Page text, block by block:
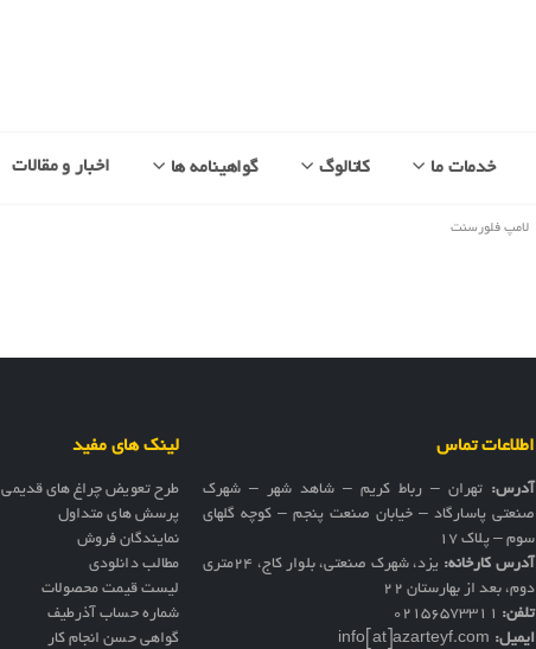
خدمات ما کاتالوگ گواهینامه ها اخبار و مقالات
لامپ فلورسنت
اطلاعات تماس
آدرس: تهران – رباط کریم – شاهد شهر – شهرک
صنعتی پاسارگاد – خیابان صنعت پنجم – کوچه گلهای
سوم – پلاک 17
آدرس کارخانه:
یزد، شهرک صنعتی، بلوار کاج، ۲۴متری
دوم، بعد از بهارستان ۲۲
تلفن: 02156573311
ایمیل: info[at]azarteyf.com
لینک های مفید
طرح تعویض چراغ های قدیمی
پرسش های متداول
نمایندگان فروش
مطالب دانلودی
لیست قیمت محصولات
شماره حساب آذرطیف
گواهی حسن انجام کار